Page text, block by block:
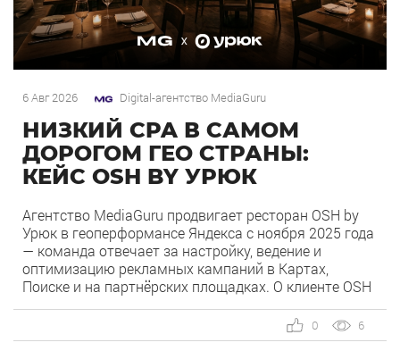
6 Авг 2026 Digital-агентство MediaGuru
НИЗКИЙ CPA В САМОМ
ДОРОГОМ ГЕО СТРАНЫ:
КЕЙС OSH BY УРЮК
Агентство MediaGuru продвигает ресторан OSH by
Урюк в геоперформансе Яндекса с ноября 2025 года
— команда отвечает за настройку, ведение и
оптимизацию рекламных кампаний в Картах,
Поиске и на партнёрских площадках. О клиенте OSH
by Урюк — ресторан в Москве, открывшийся в конце
2025 года и объединивший концепцию дубайского
OSH с сетью «Урюк». Концепт строится […]
6
0